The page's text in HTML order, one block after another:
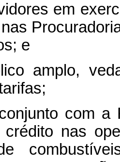
em
e
amplo,
com a
crédito nas